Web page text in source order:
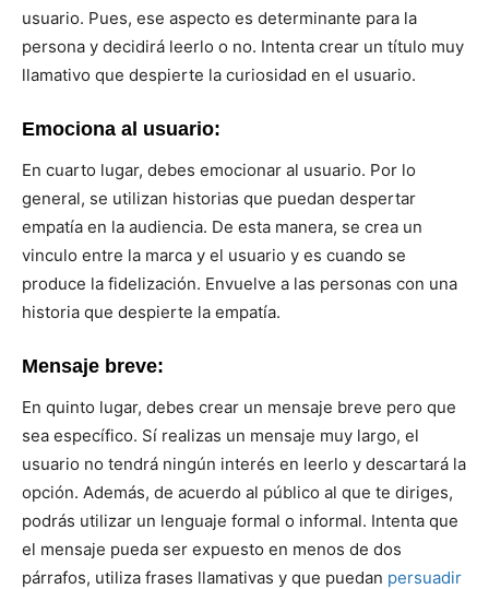
usuario. Pues, ese aspecto es determinante para la
persona y decidirá leerlo o no. Intenta crear un título muy
llamativo que despierte la curiosidad en el usuario.
Emociona al usuario:
En cuarto lugar, debes emocionar al usuario. Por lo
general, se utilizan historias que puedan despertar
empatía en la audiencia. De esta manera, se crea un
vinculo entre la marca y el usuario y es cuando se
produce la fidelización. Envuelve a las personas con una
historia que despierte la empatía.
Mensaje breve:
En quinto lugar, debes crear un mensaje breve pero que
sea específico. Sí realizas un mensaje muy largo, el
usuario no tendrá ningún interés en leerlo y descartará la
opción. Además, de acuerdo al público al que te diriges,
podrás utilizar un lenguaje formal o informal. Intenta que
el mensaje pueda ser expuesto en menos de dos
párrafos, utiliza frases llamativas y que puedan persuadir